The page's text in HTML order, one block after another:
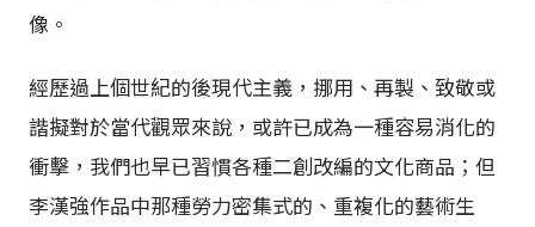
像。
經歷過上個世紀的後現代主義，挪用、再製、致敬或
諧擬對於當代觀眾來說，或許已成為一種容易消化的
衝擊，我們也早已習慣各種二創改編的文化商品；但
李漢強作品中那種勞力密集式的、重複化的藝術生